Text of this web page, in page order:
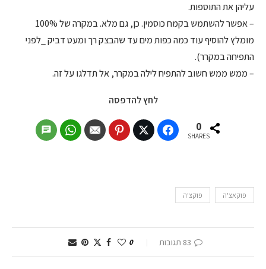
עליהן את התוספות.
– אפשר להשתמש בקמח כוסמין. כן, גם מלא. במקרה של 100%
מומלץ להוסיף עוד כמה כפות מים עד שהבצק רך ומעט דביק _לפני
התפיחה במקרר).
– ממש ממש חשוב להתפיח לילה במקרר, אל תדלגו על זה.
לחץ להדפסה
0
SHARES
פוקאצ'ה פוקצ'ה
83 תגובות 0